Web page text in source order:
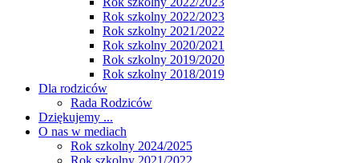
Rok szkolny 2022/2023
Rok szkolny 2021/2022
Rok szkolny 2020/2021
Rok szkolny 2019/2020
Rok szkolny 2018/2019
Dla rodziców
Rada Rodziców
Dziękujemy ...
O nas w mediach
Rok szkolny 2024/2025
Rok szkolny 2021/2022